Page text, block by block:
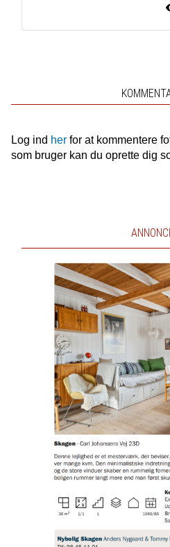
Log ind herfor at kommentere
som bruger kan du oprette dig